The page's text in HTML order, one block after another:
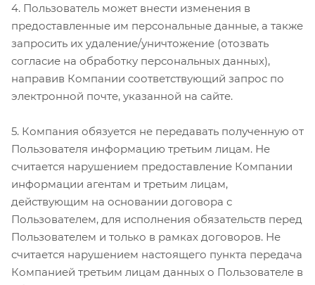
4. Пользователь может внести изменения в
предоставленные им персональные данные, а также
запросить их удаление/уничтожение (отозвать
согласие на обработку персональных данных),
направив Компании соответствующий запрос по
электронной почте, указанной на сайте.
5. Компания обязуется не передавать полученную от
Пользователя информацию третьим лицам. Не
считается нарушением предоставление Компании
информации агентам и третьим лицам,
действующим на основании договора с
Пользователем, для исполнения обязательств перед
Пользователем и только в рамках договоров. Не
считается нарушением настоящего пункта передача
Компанией третьим лицам данных о Пользователе в